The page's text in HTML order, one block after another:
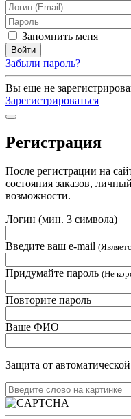
Запомнить меня
Забыли пароль?
Вы еще не
Зарегистрироваться
Регистрация
После регистрации на
состояния заказов,
возможности.
Логин (мин. 3 символа)
Введите ваш e-mail
Придумайте пароль (Не
Повторите пароль
Ваше ФИО
Защита от